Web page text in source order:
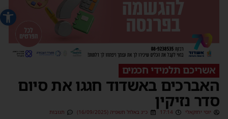
פתח
אשריכם תלמידי חכמים
האברכים באשדוד חגגו את סיום
סדר נזיקין
יוסי יחזקאלי 17:14 כ״ג באלול תשפ״ה (16/09/2025) תגובות